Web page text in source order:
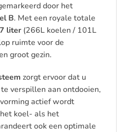
door het
B. Met een royale totale
liter (266L koelen / 101L
ruimte voor de
groot gezin.
zorgt ervoor dat u
verspillen aan ontdooien,
actief wordt
koel- als het
ook een optimale